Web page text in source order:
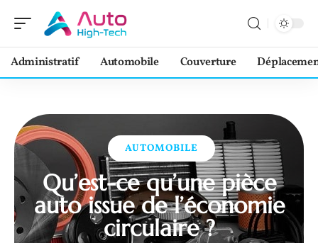
Administratif Automobile Couverture
AUTOMOBILE
Qu’est-ce qu’une pièce
auto issue de l’économie
circulaire ?